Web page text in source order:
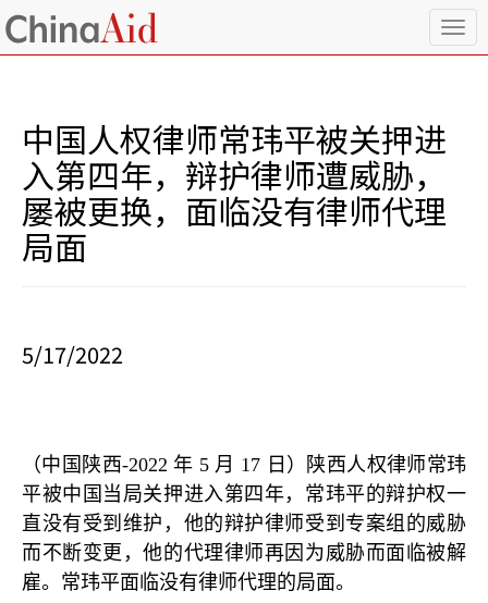
T
o
中国人权律师常玮平被关押进
入第四年，辩护律师遭威胁，
屡被更换，面临没有律师代理
局面
5/17/2022
（中国陕西-2022年 5 月 17 日）陕西人权律师常玮
平被中国当局关押进入第四年，常玮平的辩护权一
直没有受到维护，他的辩护律师受到专案组的威胁
而不断变更，他的代理律师再因为威胁而面临被解
雇。常玮平面临没有律师代理的局面。